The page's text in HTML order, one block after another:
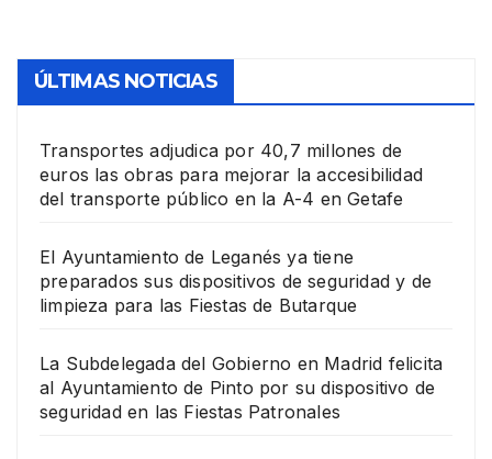
ÚLTIMAS NOTICIAS
Transportes adjudica por 40,7 millones de
euros las obras para mejorar la accesibilidad
del transporte público en la A-4 en Getafe
El Ayuntamiento de Leganés ya tiene
preparados sus dispositivos de seguridad y de
limpieza para las Fiestas de Butarque
La Subdelegada del Gobierno en Madrid felicita
al Ayuntamiento de Pinto por su dispositivo de
seguridad en las Fiestas Patronales